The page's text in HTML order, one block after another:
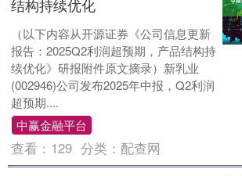
结构持续优化
（以下内容从开源证券《公司信息更新
报告：2025Q2利润超预期，产品结构持
续优化》研报附件原文摘录）新乳业
(002946)公司发布2025年中报，Q2利润
超预期....
中赢金融平台
查看： 129 分类： 配查网